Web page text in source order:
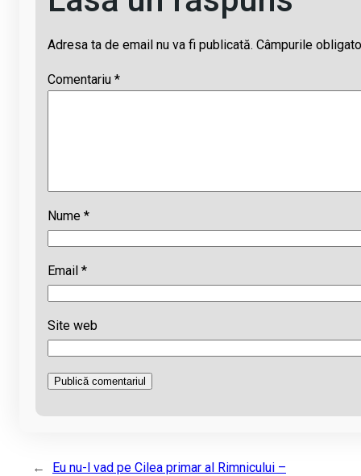
Adresa ta de email nu va fi publicată. Câmpurile
Comentariu *
Nume *
Email *
Site web
← Eu nu-l vad pe Cilea primar al Rimnicului –